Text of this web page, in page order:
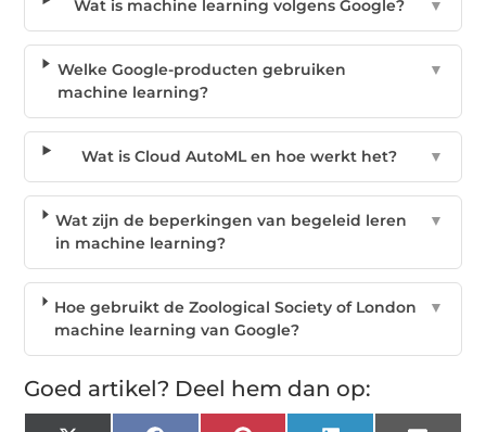
Wat is machine learning volgens Google? ▼
Welke Google-producten gebruiken
machine learning?
▼
Wat is Cloud AutoML en hoe werkt het? ▼
Wat zijn de beperkingen van begeleid leren
in machine learning?
▼
Hoe gebruikt de Zoological Society of London
machine learning van Google?
▼
Goed artikel? Deel hem dan op: